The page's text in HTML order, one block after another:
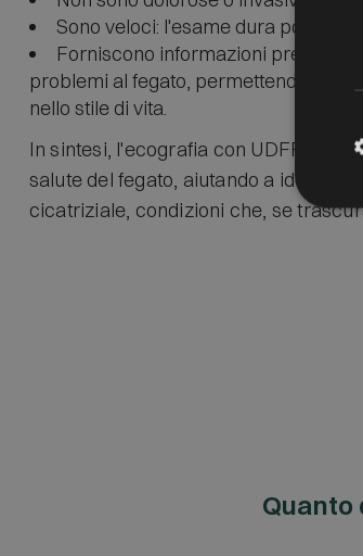
Sono veloci: l'esame dura pochi
Forniscono informazioni precise e
problemi al fegato, permettendo di
nello stile di vita.
In sintesi, l'ecografia con UDFF e
salute del fegato, aiutando a
cicatriziale, condizioni che, se
Quanto